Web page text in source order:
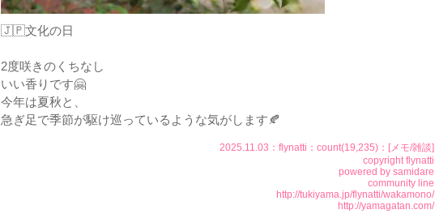
🇯🇵文化の日
2度咲きのくちなし
いい香りです🤗
今年は夏秋と、
急ぎ足で季節が駆け巡っているような気がします🍂
2025.11.03： flynatti ：count(19,235)：[メモ/雑談]
copyrightflynatti
powered by samidare
community line
http://tukiyama.jp/flynatti/wakamono/
http://yamagatan.com/